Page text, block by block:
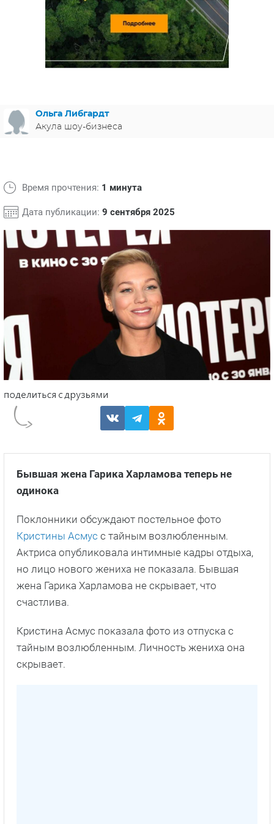
МЕЛОДРАМЫ
ИСПАНИЯ
ГЕРМАНИЯ
СВЕТСКИЕ НОВОСТИ
СПОЙЛЕРЫ ИЗ СЕРИАЛОВ
Ольга Либгардт
Акула шоу-бизнеса
Время прочтения: 1 минута
Дата публикации: 9 сентября 2025
Бывшая жена Гарика Харламова теперь не
одинока
Поклонники обсуждают постельное фото
Кристины Асмус с тайным возлюбленным.
Актриса опубликовала интимные кадры отдыха,
но лицо нового жениха не показала. Бывшая
жена Гарика Харламова не скрывает, что
счастлива.
Кристина Асмус показала фото из отпуска с
тайным возлюбленным. Личность жениха она
скрывает.